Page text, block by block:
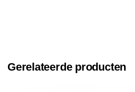
Gerelateerde producten